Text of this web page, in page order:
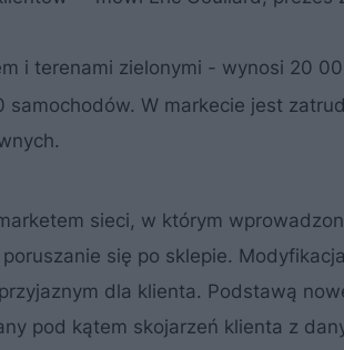
i terenami zielonymi - wynosi 20
W markecie jest
sieci, w którym
się po sklepie.
dla klienta. Podstawą
pod kątem skojarzeń klienta z